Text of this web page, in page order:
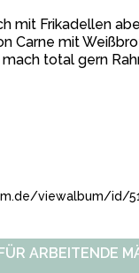
mit Frikadellen
Carne mit
total gern
viewalbum/id/
ARBEITENDE